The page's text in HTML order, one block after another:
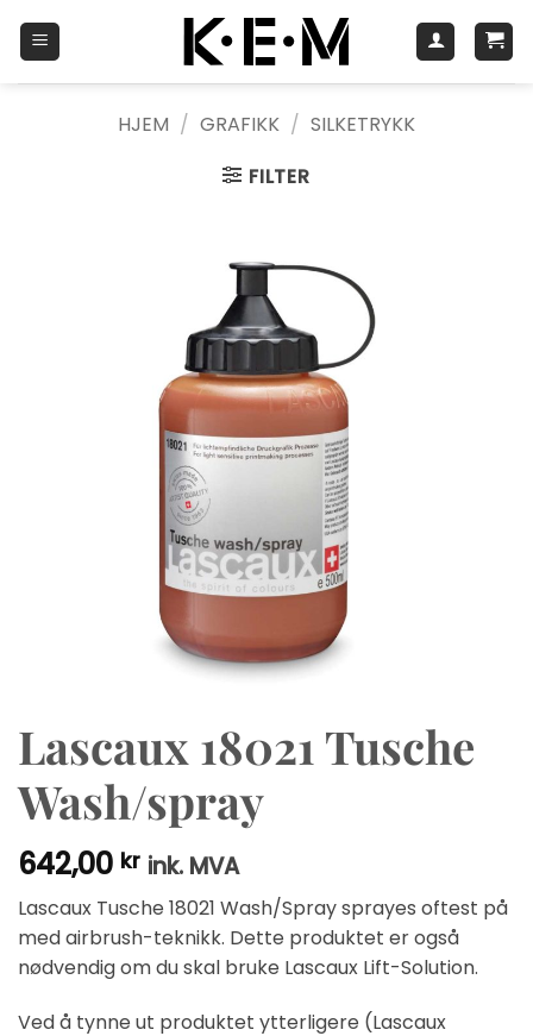
HJEM / GRAFIKK / SILKETRYKK
FILTER
Lascaux 18021 Tusche
Wash/spray
642,00 kr ink. MVA
Lascaux Tusche 18021 Wash/Spray sprayes oftest på
med airbrush-teknikk. Dette produktet er også
nødvendig om du skal bruke Lascaux Lift-Solution.
Ved å tynne ut produktet ytterligere (Lascaux